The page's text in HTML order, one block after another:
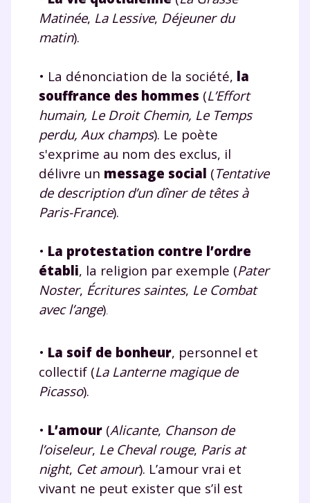
Matinée, La Lessive, Déjeuner du
matin).
• La dénonciation de la société, la
souffrance des hommes (L’Effort
humain, Le Droit Chemin, Le Temps
perdu, Aux champs). Le poète
s'exprime au nom des exclus, il
délivre un message social (Tentative
de description d’un dîner de têtes à
Paris-France).
• La protestation contre l’ordre
établi, la religion par exemple (Pater
Noster, Écritures saintes, Le Combat
avec l’ange)
• La soif de bonheur, personnel et
collectif (La Lanterne magique de
Picasso).
• L’amour (Alicante, Chanson de
l’oiseleur, Le Cheval rouge, Paris at
night, Cet amour). L’amour vrai et
vivant ne peut exister que s’il est
Envie de progresser
année scolaire ?